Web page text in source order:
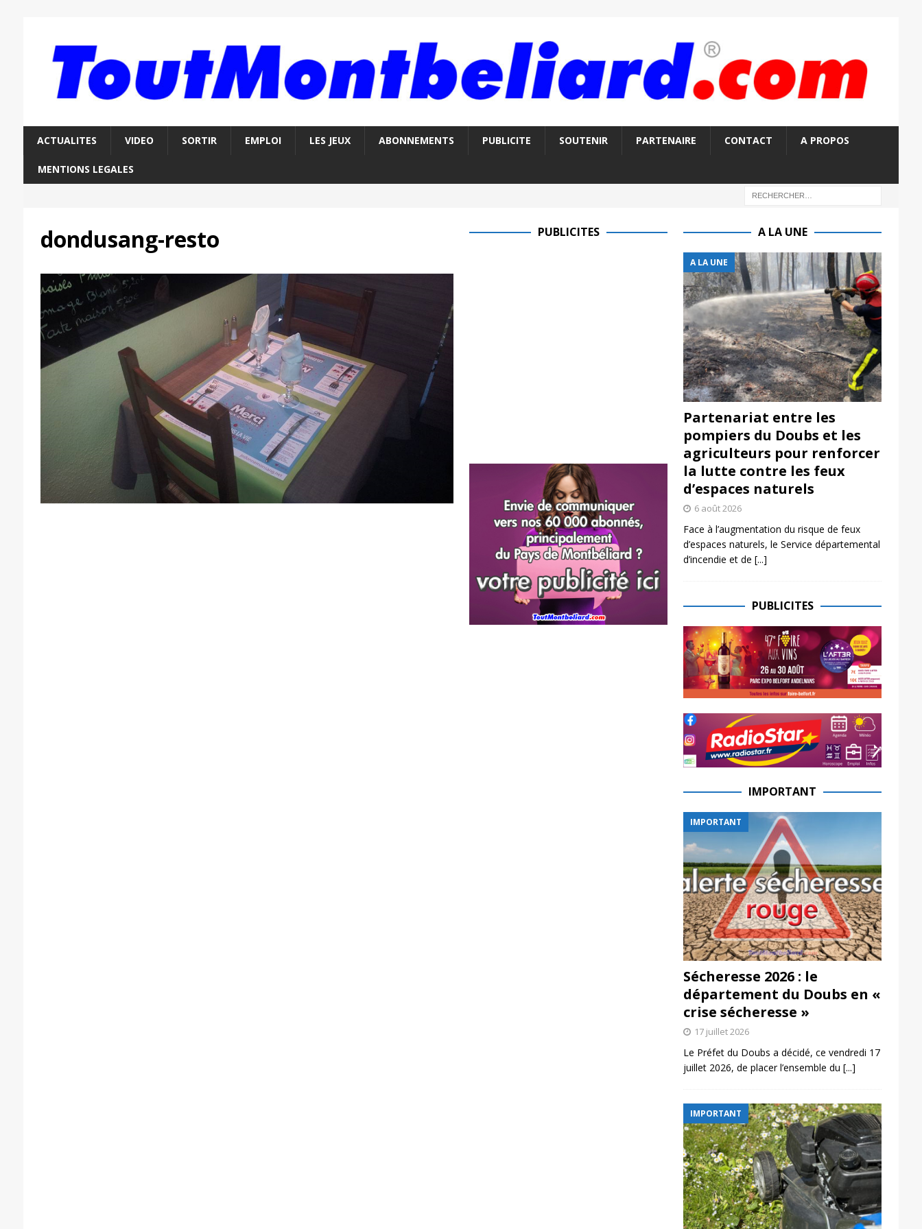
ACTUALITES VIDEO SORTIR EMPLOI LES JEUX ABONNEMENTS PUBLICITE SOUTENIR PARTENAIRE CONTACT A PROPOS
MENTIONS LEGALES
dondusang-resto PUBLICITES A LA UNE
A LA UNE
Partenariat entre les
pompiers du Doubs et les
agriculteurs pour renforcer
la lutte contre les feux
d’espaces naturels
6 août 2026
Face à l’augmentation du risque de feux
d’espaces naturels, le Service départemental
d’incendie et de [...]
PUBLICITES
IMPORTANT
IMPORTANT
Sécheresse 2026 : le
département du Doubs en «
crise sécheresse »
17 juillet 2026
Le Préfet du Doubs a décidé, ce vendredi 17
juillet 2026, de placer l’ensemble du [...]
IMPORTANT